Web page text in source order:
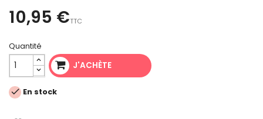
10,95 €TTC
Quantité
J'ACHÈTE
 En stock